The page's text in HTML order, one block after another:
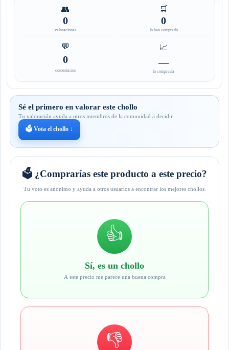
👥
0
valoraciones
🛒
0
lo han comprado
💬
0
comentarios
📈
—
lo compraría
Sé el primero en valorar este chollo
Tu valoración ayuda a otros miembros de la comunidad a decidir.
🗳️ Vota el chollo ↓
🗳️ ¿Comprarías este producto a este precio?
Tu voto es anónimo y ayuda a otros usuarios a encontrar los mejores chollos.
👍
Sí, es un chollo
A este precio me parece una buena compra
👎